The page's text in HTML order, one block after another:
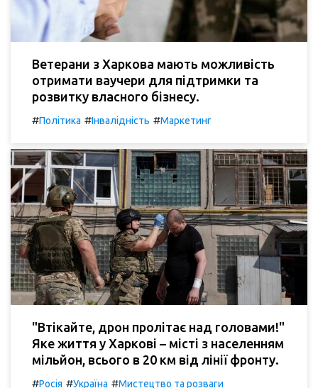
Ветерани з Харкова мають можливість
отримати ваучери для підтримки та
розвитку власного бізнесу.
#Політика #Інвалідність #Маркетинг
"Втікайте, дрон пролітає над головами!"
Яке життя у Харкові – місті з населенням
мільйон, всього в 20 км від лінії фронту.
#Росія #Україна #Мистецтво та розваги